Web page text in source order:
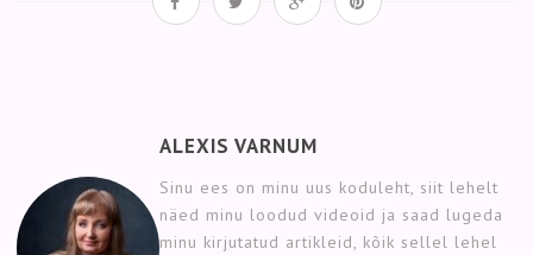
ALEXIS VARNUM
Sinu ees on minu uus koduleht, siit lehelt
näed minu loodud videoid ja saad lugeda
minu kirjutatud artikleid, kõik sellel lehel